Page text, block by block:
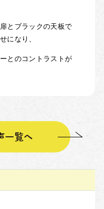
とブラックの天板で
になり、
とのコントラストが
一覧へ